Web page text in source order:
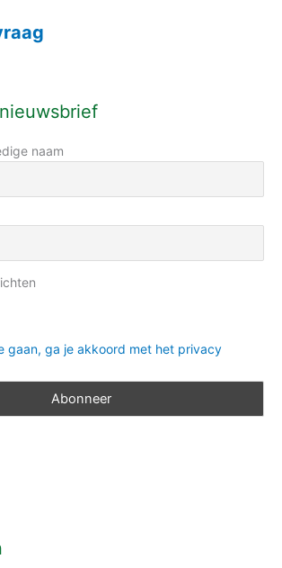
naam
gaan, ga je akkoord met het privacy